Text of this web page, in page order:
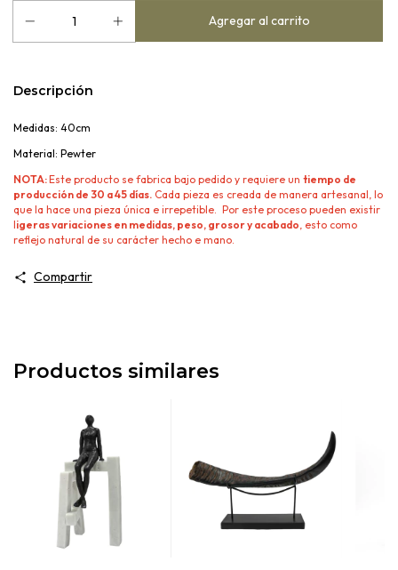
Descripción
Medidas: 40cm
Material: Pewter
NOTA:Este producto se fabrica bajo pedido y requiere un tiempo de
producción de 30 a 45 días. Cada pieza es creada de manera artesanal, lo
que la hace una pieza única e irrepetible. Por este proceso pueden existir
ligeras variaciones en medidas, peso, grosor y acabado, esto como
reflejo natural de su carácter hecho e mano.
Compartir
Productos similares